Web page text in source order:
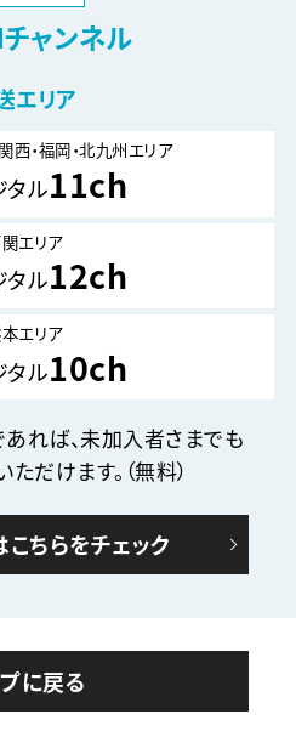
ャンネル
エリア
西・福岡・北九州エリア
ル11ch
エリア
ル12ch
エリア
ル10ch
れば、未加入者さまでも
だけます。（無料）
ちらをチェック
に戻る